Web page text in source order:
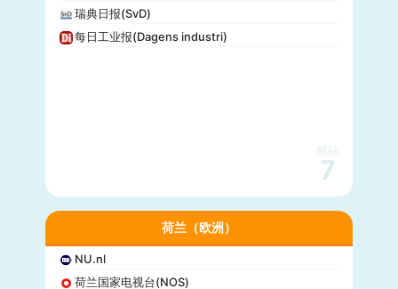
瑞典日报(SvD)
每日工业报(Dagens industri)
网站
7
荷兰（欧洲）
NU.nl
荷兰国家电视台(NOS)